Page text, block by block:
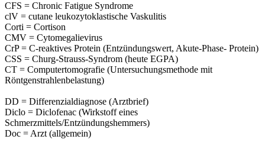
CFS = Chronic Fatigue Syndrome
clV = cutane leukozytoklastische Vaskulitis
Corti = Cortison
CMV = Cytomegalievirus
CrP = C-reaktives Protein (Entzündungswert, Akute-Phase- Protein)
CSS = Churg-Strauss-Syndrom (heute EGPA)
CT = Computertomografie (Untersuchungsmethode mit
Röntgenstrahlenbelastung)
DD = Differenzialdiagnose (Arztbrief)
Diclo = Diclofenac (Wirkstoff eines
Schmerzmittels/Entzündungshemmers)
Doc = Arzt (allgemein)